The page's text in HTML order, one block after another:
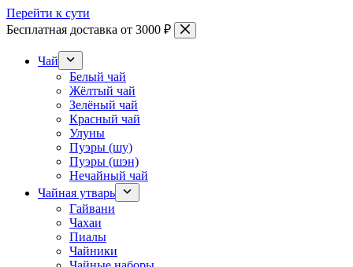
Перейти к сути
Бесплатная доставка от 3000 ₽
Чай
Белый чай
Жёлтый чай
Зелёный чай
Красный чай
Улуны
Пуэры (шу)
Пуэры (шэн)
Нечайный чай
Чайная утварь
Гайвани
Чахаи
Пиалы
Чайники